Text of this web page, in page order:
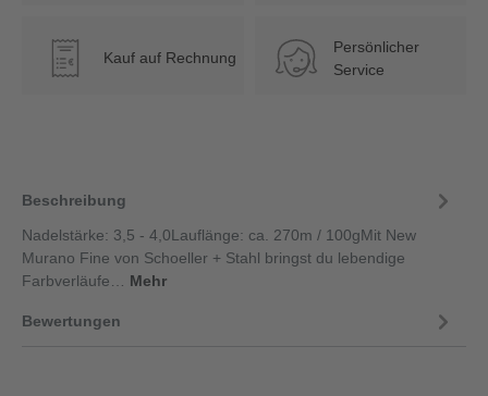
€ Kauf auf Rechnung
Persönlicher
Service
Beschreibung
Nadelstärke: 3,5 - 4,0Lauflänge: ca. 270m / 100gMit New
Murano Fine von Schoeller + Stahl bringst du lebendige
Farbverläufe… Mehr
Bewertungen